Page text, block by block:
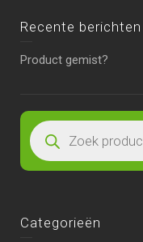
Recente berichten
Product gemist?
Categorieën